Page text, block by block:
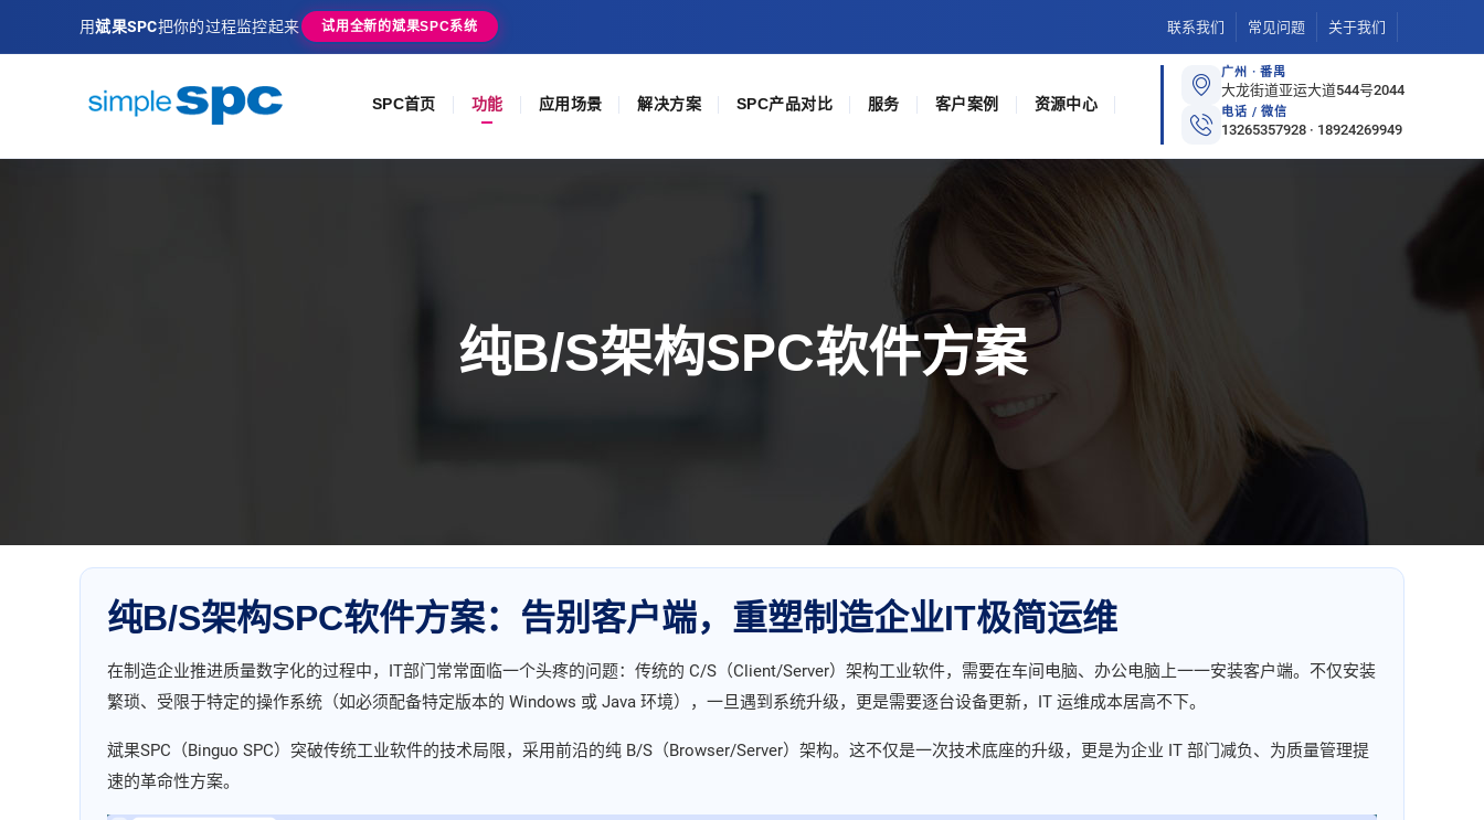
用斌果SPC把你的过程监控起来 试用全新的斌果SPC系统 联系我们 常见问题 关于我们
SPC首页 功能 应用场景 解决方案 SPC产品对比 服务 客户案例 资源中心
广州 · 番禺
大龙街道亚运大道544号2044
电话 / 微信
13265357928 · 18924269949
纯B/S架构SPC软件方案
纯B/S架构SPC软件方案：告别客户端，重塑制造企业IT极简运维
在制造企业推进质量数字化的过程中，IT部门常常面临一个头疼的问题：传统的 C/S（Client/Server）架构工业软件，需要在车间电脑、办公电脑上一一安装客户端。不仅安装
繁琐、受限于特定的操作系统（如必须配备特定版本的 Windows 或 Java 环境），一旦遇到系统升级，更是需要逐台设备更新，IT 运维成本居高不下。
斌果SPC（Binguo SPC）突破传统工业软件的技术局限，采用前沿的纯 B/S（Browser/Server）架构。这不仅是一次技术底座的升级，更是为企业 IT 部门减负、为质量管理提
速的革命性方案。